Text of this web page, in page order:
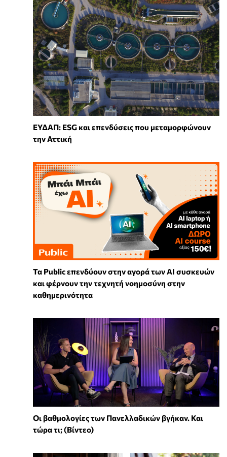
ΕΥΔΑΠ: ESG και επενδύσεις που μεταμορφώνουν
την Αττική
Τα Public επενδύουν στην αγορά των AI συσκευών
και φέρνουν την τεχνητή νοημοσύνη στην
καθημερινότητα
Οι βαθμολογίες των Πανελλαδικών βγήκαν. Και
τώρα τι; (Βίντεο)